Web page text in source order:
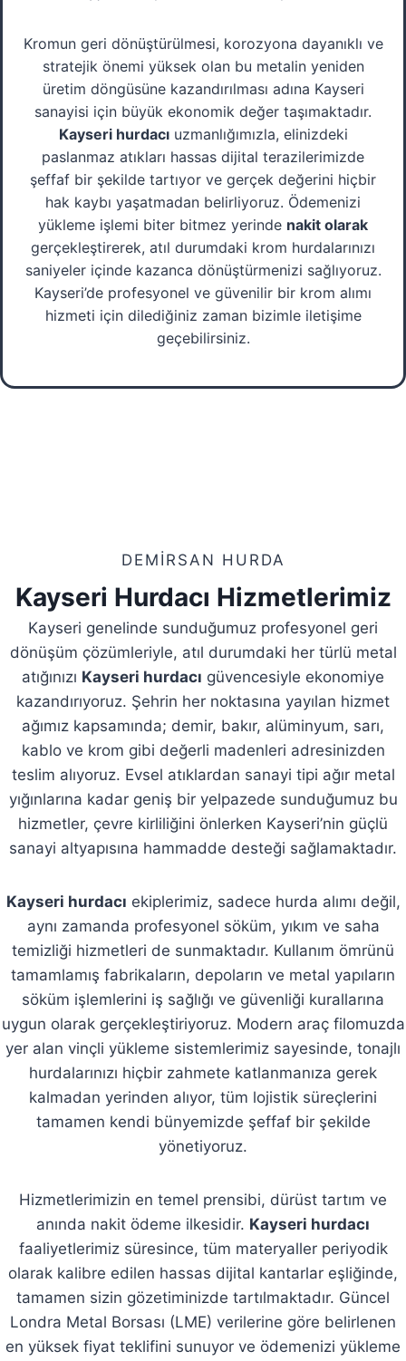
Kromun geri dönüştürülmesi, korozyona dayanıklı ve
stratejik önemi yüksek olan bu metalin yeniden
üretim döngüsüne kazandırılması adına Kayseri
sanayisi için büyük ekonomik değer taşımaktadır.
Kayseri hurdacıuzmanlığımızla, elinizdeki
paslanmaz atıkları hassas dijital terazilerimizde
şeffaf bir şekilde tartıyor ve gerçek değerini hiçbir
hak kaybı yaşatmadan belirliyoruz. Ödemenizi
yükleme işlemi biter bitmez yerinde nakit olarak
gerçekleştirerek, atıl durumdaki krom hurdalarınızı
saniyeler içinde kazanca dönüştürmenizi sağlıyoruz.
Kayseri’de profesyonel ve güvenilir bir krom alımı
hizmeti için dilediğiniz zaman bizimle iletişime
geçebilirsiniz.
DEMİRSAN HURDA
Kayseri Hurdacı Hizmetlerimiz
Kayseri genelinde sunduğumuz profesyonel geri
dönüşüm çözümleriyle, atıl durumdaki her türlü metal
atığınızı Kayseri hurdacı güvencesiyle ekonomiye
kazandırıyoruz. Şehrin her noktasına yayılan hizmet
ağımız kapsamında; demir, bakır, alüminyum, sarı,
kablo ve krom gibi değerli madenleri adresinizden
teslim alıyoruz. Evsel atıklardan sanayi tipi ağır metal
yığınlarına kadar geniş bir yelpazede sunduğumuz bu
hizmetler, çevre kirliliğini önlerken Kayseri’nin güçlü
sanayi altyapısına hammadde desteği sağlamaktadır.
Kayseri hurdacı ekiplerimiz, sadece hurda alımı değil,
aynı zamanda profesyonel söküm, yıkım ve saha
temizliği hizmetleri de sunmaktadır. Kullanım ömrünü
tamamlamış fabrikaların, depoların ve metal yapıların
söküm işlemlerini iş sağlığı ve güvenliği kurallarına
uygun olarak gerçekleştiriyoruz. Modern araç filomuzda
yer alan vinçli yükleme sistemlerimiz sayesinde, tonajlı
hurdalarınızı hiçbir zahmete katlanmanıza gerek
kalmadan yerinden alıyor, tüm lojistik süreçlerini
tamamen kendi bünyemizde şeffaf bir şekilde
yönetiyoruz.
Hizmetlerimizin en temel prensibi, dürüst tartım ve
anında nakit ödeme ilkesidir. Kayseri hurdacı
faaliyetlerimiz süresince, tüm materyaller periyodik
olarak kalibre edilen hassas dijital kantarlar eşliğinde,
tamamen sizin gözetiminizde tartılmaktadır. Güncel
Londra Metal Borsası (LME) verilerine göre belirlenen
en yüksek fiyat teklifini sunuyor ve ödemenizi yükleme